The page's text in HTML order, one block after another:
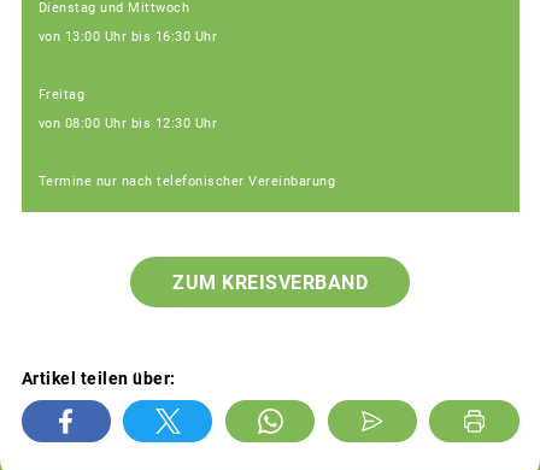
Dienstag und Mittwoch
von 13:00 Uhr bis 16:30 Uhr
Freitag
von 08:00 Uhr bis 12:30 Uhr
Termine nur nach telefonischer Vereinbarung
ZUM KREISVERBAND
Artikel teilen über: